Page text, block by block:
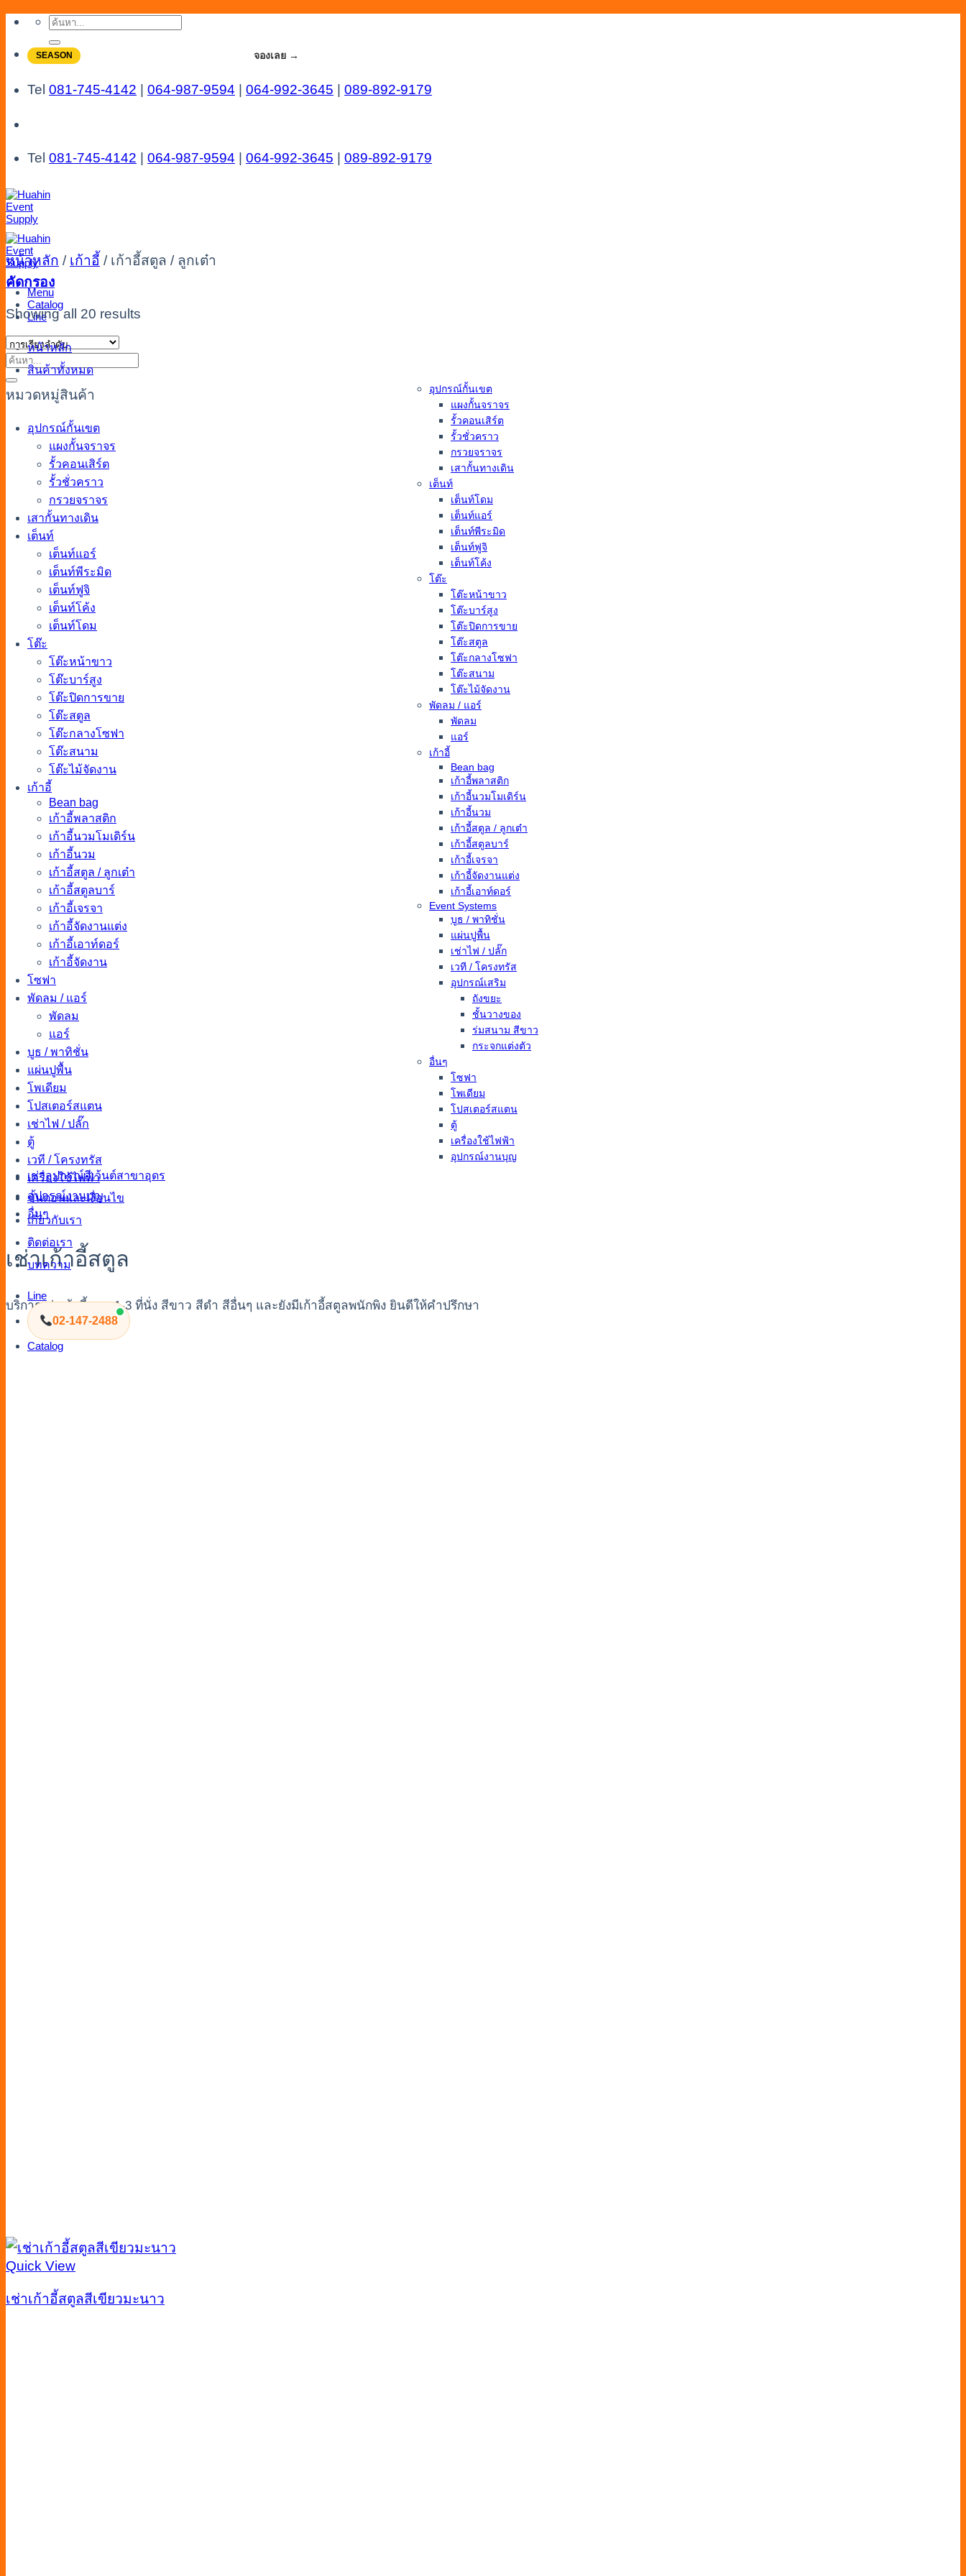
Skip
content
ค้นหา:
SEASON จองเลย →
Tel 081-745-4142 064-987-9594 064-992-3645 089-892-9179
Tel 081-745-4142 064-987-9594 064-992-3645 089-892-9179
Menu
Catalog
Line
หน้าหลัก
สินค้าทั้งหมด
อุปกรณ์กั้นเขต
แผงกั้นจราจร
รั้วคอนเสิร์ต
รั้วชั่วคราว
กรวยจราจร
เสากั้นทางเดิน
เต็นท์
เต็นท์โดม
เต็นท์แอร์
เต็นท์พีระมิด
เต็นท์ฟูจิ
เต็นท์โค้ง
โต๊ะ
โต๊ะหน้าขาว
โต๊ะบาร์สูง
โต๊ะปิดการขาย
โต๊ะสตูล
โต๊ะกลางโซฟา
โต๊ะสนาม
โต๊ะไม้จัดงาน
พัดลม / แอร์
พัดลม
แอร์
เก้าอี้
Bean bag
เก้าอี้พลาสติก
เก้าอี้นวมโมเดิร์น
เก้าอี้นวม
เก้าอี้สตูล / ลูกเต๋า
เก้าอี้สตูลบาร์
เก้าอี้เจรจา
เก้าอี้จัดงานแต่ง
เก้าอี้เอาท์ดอร์
Event Systems
บูธ / พาทิชั่น
แผ่นปูพื้น
เช่าไฟ / ปลั๊ก
เวที / โครงทรัส
อุปกรณ์เสริม
ถังขยะ
ชั้นวางของ
ร่มสนาม สีขาว
กระจกแต่งตัว
อื่นๆ
โซฟา
โพเดียม
โปสเตอร์สแตน
ตู้
เครื่องใช้ไฟฟ้า
อุปกรณ์งานบุญ
เช่าอุปกรณ์อีเว้นต์สาขาอุดร
ขั้นตอนและเงื่อนไข
เกี่ยวกับเรา
ติดต่อเรา
บทความ
Line
02-147-2488
Catalog
หน้าหลัก / เก้าอี้ /เก้าอี้สตูล / ลูกเต๋า
คัดกรอง
Showing all 20 results
ค้นหา:
หมวดหมู่สินค้า
อุปกรณ์กั้นเขต
แผงกั้นจราจร
รั้วคอนเสิร์ต
รั้วชั่วคราว
กรวยจราจร
เสากั้นทางเดิน
เต็นท์
เต็นท์แอร์
เต็นท์พีระมิด
เต็นท์ฟูจิ
เต็นท์โค้ง
เต็นท์โดม
โต๊ะ
โต๊ะหน้าขาว
โต๊ะบาร์สูง
โต๊ะปิดการขาย
โต๊ะสตูล
โต๊ะกลางโซฟา
โต๊ะสนาม
โต๊ะไม้จัดงาน
เก้าอี้
Bean bag
เก้าอี้พลาสติก
เก้าอี้นวมโมเดิร์น
เก้าอี้นวม
เก้าอี้สตูล / ลูกเต๋า
เก้าอี้สตูลบาร์
เก้าอี้เจรจา
เก้าอี้จัดงานแต่ง
เก้าอี้เอาท์ดอร์
เก้าอี้จัดงาน
โซฟา
พัดลม / แอร์
พัดลม
แอร์
บูธ / พาทิชั่น
แผ่นปูพื้น
โพเดียม
โปสเตอร์สแตน
เช่าไฟ / ปลั๊ก
ตู้
เวที / โครงทรัส
เครื่องใช้ไฟฟ้า
อุปกรณ์งานบุญ
อื่นๆ
เช่าเก้าอี้สตูล
บริการเช่าเก้าอี้สตูล 1-3 ที่นั่ง สีขาว สีดำ สีอื่นๆ และยังมีเก้าอี้สตูลพนักพิง ยินดีให้คำปรึกษา
Quick View
เช่าเก้าอี้สตูลสีเขียวมะนาว